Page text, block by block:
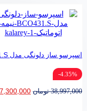
اسپرسو ساز دلونگی مدل BCO431.S نیمه اتوماتیک
4.35%-
38,997,000 تومان